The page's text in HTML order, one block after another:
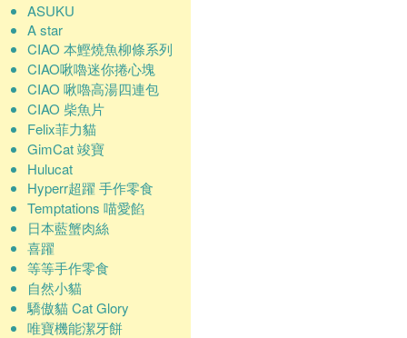
ASUKU
A star
CIAO 本鰹燒魚柳條系列
CIAO啾嚕迷你捲心塊
CIAO 啾嚕高湯四連包
CIAO 柴魚片
Felix菲力貓
GimCat 竣寶
Hulucat
Hyperr超躍 手作零食
Temptations 喵愛餡
日本藍蟹肉絲
喜躍
等等手作零食
自然小貓
驕傲貓 Cat Glory
唯寶機能潔牙餅